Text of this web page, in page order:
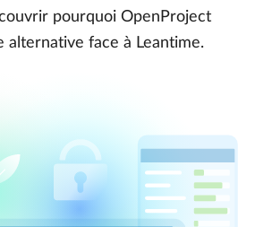
pourquoi OpenProject
alternative face à Leantime.